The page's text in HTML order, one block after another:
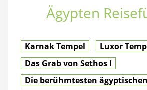
Ägypten
Karnak Tempel
Luxor
Das Grab von Sethos I
Die berühmtesten